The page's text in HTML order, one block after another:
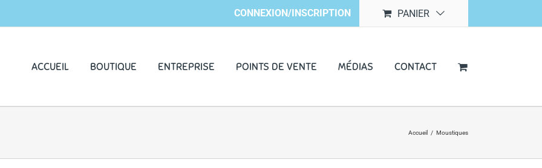
CONNEXION/INSCRIPTION PANIER
ACCUEIL BOUTIQUE ENTREPRISE POINTS DE VENTE MÉDIAS CONTACT
Accueil / Moustiques